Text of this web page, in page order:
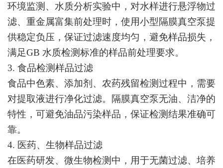
环境监测、水质分析实验中，对水样进行悬浮物过
滤、重金属富集前处理时，使用小型隔膜真空泵提
供稳定负压，保证过滤速度均匀，避免样品损失，
满足GB 水质检测标准的样品前处理要求。
3. 食品检测样品过滤
食品中色素、添加剂、农药残留检测过程中，需要
对提取液进行净化过滤。隔膜真空泵无油、洁净的
特性，可避免油品污染样品，保证检测结果准确可
靠。
4. 医药、生物样品过滤
在医药研发、微生物检测中，用于无菌过滤、培养